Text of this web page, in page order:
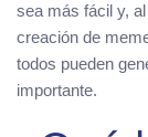
sea más fácil y,
creación de
todos pueden
importante.